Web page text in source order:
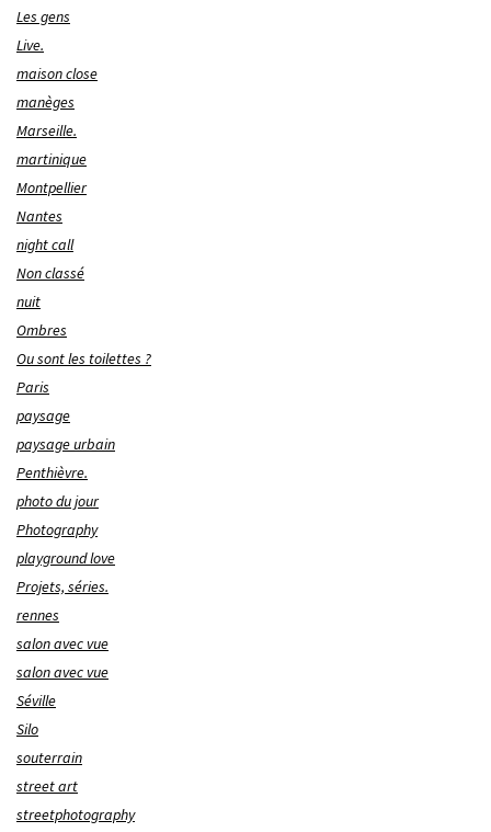
Les gens
Live.
maison close
manèges
Marseille.
martinique
Montpellier
Nantes
night call
Non classé
nuit
Ombres
Ou sont les toilettes ?
Paris
paysage
paysage urbain
Penthièvre.
photo du jour
Photography
playground love
Projets, séries.
rennes
salon avec vue
salon avec vue
Séville
Silo
souterrain
street art
streetphotography